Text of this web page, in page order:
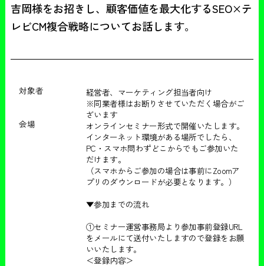
吉岡様をお招きし、顧客価値を最大化するSEO×テ
レビCM複合戦略についてお話します。
対象者
経営者、マーケティング担当者向け
※同業者様はお断りさせていただく場合がご
ざいます
会場
オンラインセミナー形式で開催いたします。
インターネット環境がある場所でしたら、
PC・スマホ問わずどこからでもご参加いた
だけます。
（スマホからご参加の場合は事前にZoomア
プリのダウンロードが必要となります。）
▼参加までの流れ
①セミナー運営事務局より参加事前登録URL
をメールにて送付いたしますので登録をお願
いいたします。
＜登録内容＞